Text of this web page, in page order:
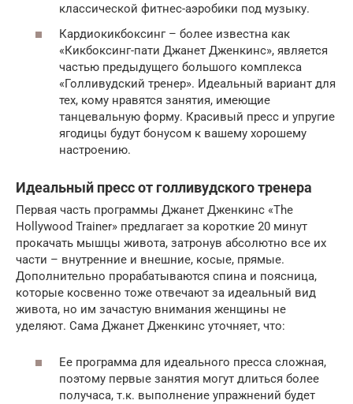
классической фитнес-аэробики под музыку.
Кардиокикбоксинг – более известна как
«Кикбоксинг-пати Джанет Дженкинс», является
частью предыдущего большого комплекса
«Голливудский тренер». Идеальный вариант для
тех, кому нравятся занятия, имеющие
танцевальную форму. Красивый пресс и упругие
ягодицы будут бонусом к вашему хорошему
настроению.
Идеальный пресс от голливудского тренера
Первая часть программы Джанет Дженкинс «The
Hollywood Trainer» предлагает за короткие 20 минут
прокачать мышцы живота, затронув абсолютно все их
части – внутренние и внешние, косые, прямые.
Дополнительно прорабатываются спина и поясница,
которые косвенно тоже отвечают за идеальный вид
живота, но им зачастую внимания женщины не
уделяют. Сама Джанет Дженкинс уточняет, что:
Ее программа для идеального пресса сложная,
поэтому первые занятия могут длиться более
получаса, т.к. выполнение упражнений будет